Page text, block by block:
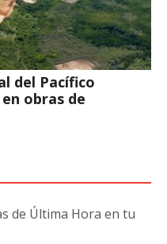
del Pacífico
obras de
de Última Hora en tu